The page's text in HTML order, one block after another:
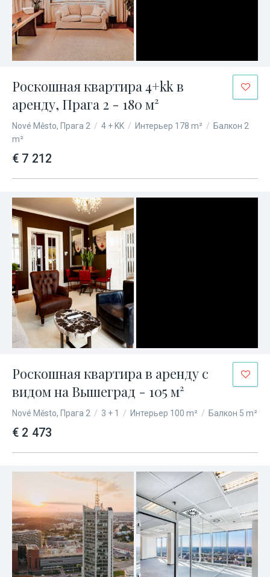
Роскошная квартира 4+kk в
аренду, Прага 2 - 180 м²
Nové Město, Прага 2 / 4 + KK / Интерьер 178 m² / Балкон 2
m²
€ 7 212
Роскошная квартира в аренду с
видом на Вышеград - 105 м²
Nové Město, Прага 2 / 3 + 1 / Интерьер 100 m² / Балкон 5 m²
€ 2 473